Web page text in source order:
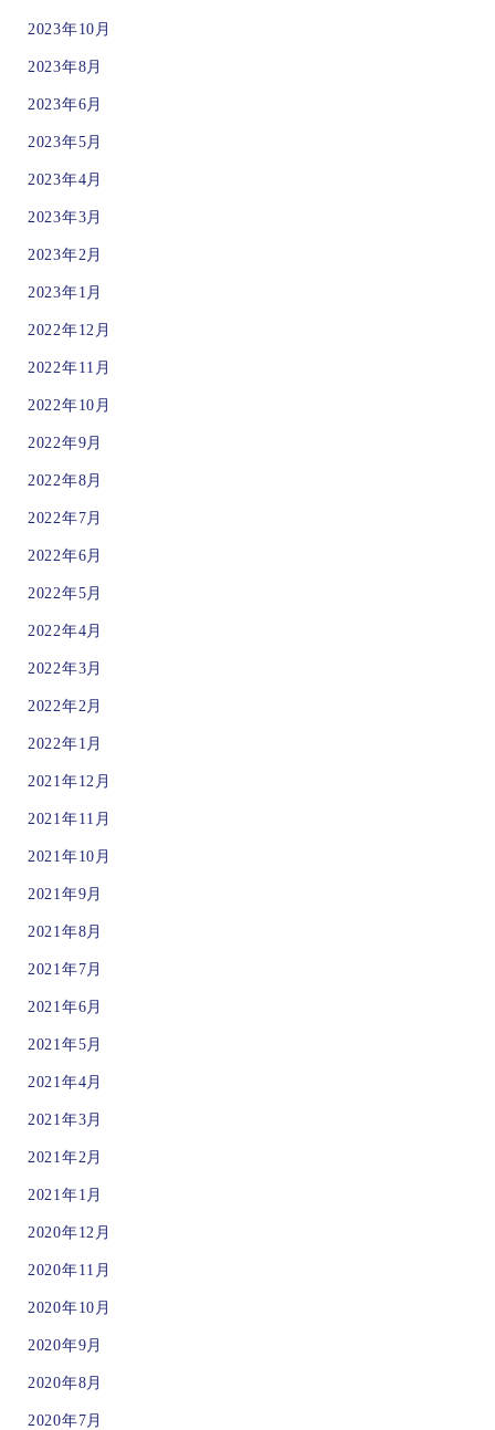
2023年10月
2023年8月
2023年6月
2023年5月
2023年4月
2023年3月
2023年2月
2023年1月
2022年12月
2022年11月
2022年10月
2022年9月
2022年8月
2022年7月
2022年6月
2022年5月
2022年4月
2022年3月
2022年2月
2022年1月
2021年12月
2021年11月
2021年10月
2021年9月
2021年8月
2021年7月
2021年6月
2021年5月
2021年4月
2021年3月
2021年2月
2021年1月
2020年12月
2020年11月
2020年10月
2020年9月
2020年8月
2020年7月